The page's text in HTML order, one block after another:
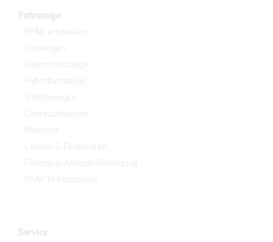
Fahrzeuge
BMW entdecken
Neuwagen
Elektrofahrzeuge
Hybridfahrzeuge
Vorführwagen
Gebrauchtwagen
Motorrad
Leasen & Finanzieren
Fahrzeug-Ankauf/-Bewertung
BMW M Fahrzeuge
Service